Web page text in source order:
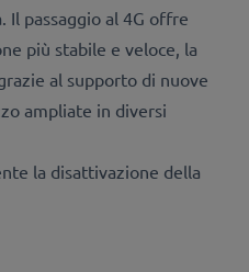
Il passaggio al 4G offre
più stabile e veloce, la
al supporto di nuove
ampliate in diversi
la disattivazione della